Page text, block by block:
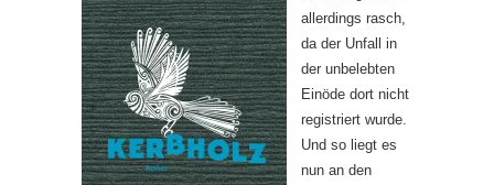
allerdings rasch,
da der Unfall in
der unbelebten
Einöde dort nicht
registriert wurde.
Und so liegt es
nun an den